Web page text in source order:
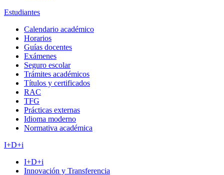
Estudiantes
Calendario académico
Horarios
Guías docentes
Exámenes
Seguro escolar
Trámites académicos
Títulos y certificados
RAC
TFG
Prácticas externas
Idioma moderno
Normativa académica
I+D+i
I+D+i
Innovación y Transferencia